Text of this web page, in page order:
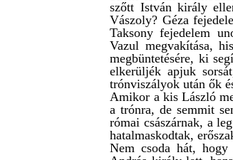
szőtt István király
Vászoly? Géza
Taksony fejedelem
Vazul megvakítása,
megbüntetésére, ki
elkerüljék apjuk
trónviszályok után ők
Amikor a kis László
a trónra, de semmit
római császárnak, a
hatalmaskodtak,
Nem csoda hát,